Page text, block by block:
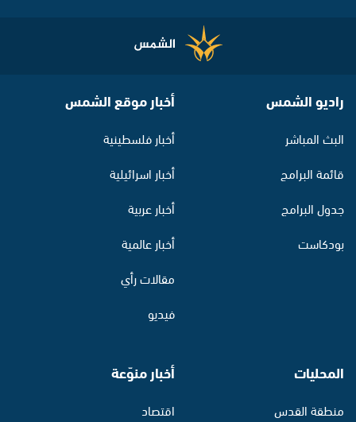
راديو الشمس
البث المباشر
قائمة البرامج
جدول البرامج
بودكاست
أخبار موقع الشمس
أخبار فلسطينية
أخبار اسرائيلية
أخبار عربية
أخبار عالمية
مقالات رأي
فيديو
المحليات
منطقة القدس
أخبار منوّعة
اقتصاد